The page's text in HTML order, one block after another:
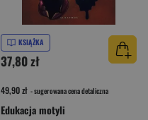
KSIĄŻKA
37,80 zł
49,90 zł - sugerowana cena detaliczna
Edukacja motyli